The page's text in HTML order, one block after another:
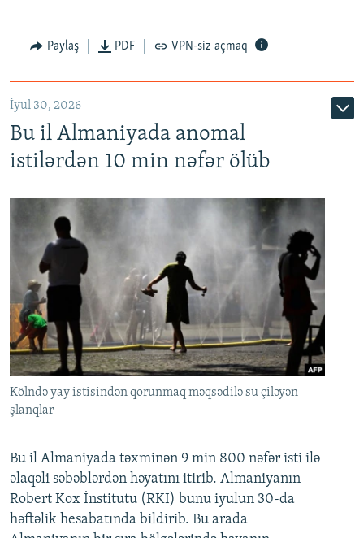
Paylaş PDF VPN-siz açmaq
İyul 30, 2026
Bu il Almaniyada anomal
istilərdən 10 min nəfər ölüb
Kölndə yay istisindən qorunmaq məqsədilə su çiləyən
şlanqlar
Bu il Almaniyada təxminən 9 min 800 nəfər isti ilə
əlaqəli səbəblərdən həyatını itirib. Almaniyanın
Robert Kox İnstitutu (RKI) bunu iyulun 30-da
həftəlik hesabatında bildirib. Bu arada